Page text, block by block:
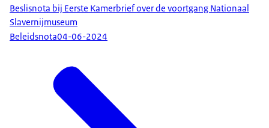
Beslisnota bij Eerste Kamerbrief over de voortgang Nationaal
Slavernijmuseum
Beleidsnota04-06-2024